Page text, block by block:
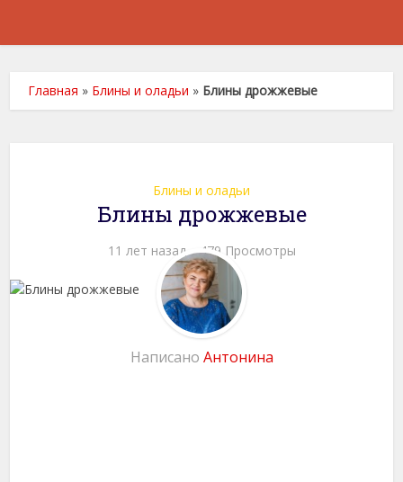
Главная » Блины и оладьи » Блины дрожжевые
Блины и оладьи
Блины дрожжевые
11 лет назад 479 Просмотры
Написано Антонина